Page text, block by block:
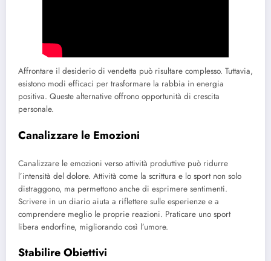
Affrontare il desiderio di vendetta può risultare complesso. Tuttavia,
esistono modi efficaci per trasformare la rabbia in energia
positiva. Queste alternative offrono opportunità di crescita
personale.
Canalizzare le Emozioni
Canalizzare le emozioni verso attività produttive può ridurre
l’intensità del dolore. Attività come la scrittura e lo sport non solo
distraggono, ma permettono anche di esprimere sentimenti.
Scrivere in un diario aiuta a riflettere sulle esperienze e a
comprendere meglio le proprie reazioni. Praticare uno sport
libera endorfine, migliorando così l’umore.
Stabilire Obiettivi